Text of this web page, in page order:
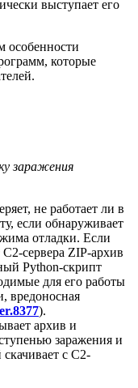
выступает его
особенности
которые
заражения
не работает ли в
если обнаруживает
отладки. Если
C2-сервера ZIP-архив
Python-скрипт
для его работы
вредоносная
).
архив и
заражения и
с C2-